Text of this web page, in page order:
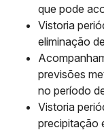
que pode
Vistoria
eliminação
previsões
no período
Vistoria
precipitação